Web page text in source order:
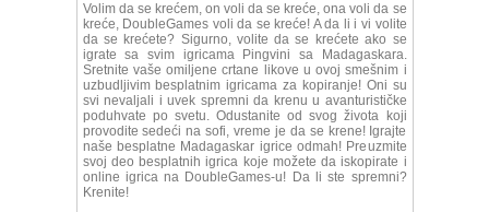
Volim da se krećem, on voli da se kreće, ona voli da se
kreće, DoubleGames voli da se kreće! A da li i vi volite
da se krećete? Sigurno, volite da se krećete ako se
igrate sa svim igricama Pingvini sa Madagaskara.
Sretnite vaše omiljene crtane likove u ovoj smešnim i
uzbudljivim besplatnim igricama za kopiranje! Oni su
svi nevaljali i uvek spremni da krenu u avanturističke
poduhvate po svetu. Odustanite od svog života koji
provodite sedeći na sofi, vreme je da se krene! Igrajte
naše besplatne Madagaskar igrice odmah! Preuzmite
svoj deo besplatnih igrica koje možete da iskopirate i
online igrica na DoubleGames-u! Da li ste spremni?
Krenite!